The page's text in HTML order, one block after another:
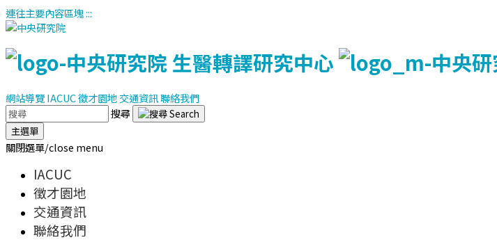
連往主要內容區塊:::
網站導覽IACUC徵才園地交通資訊聯絡我們
搜尋
主選單
關閉選單/close menu
IACUC
徵才園地
交通資訊
聯絡我們